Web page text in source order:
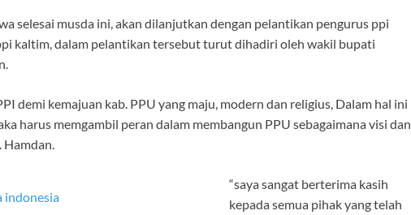
selesai musda ini, akan dilanjutkan dengan pelantikan pengurus ppi
kaltim, dalam pelantikan tersebut turut dihadiri oleh wakil bupati
demi kemajuan kab. PPU yang maju, modern dan religius, Dalam hal ini
harus memgambil peran dalam membangun PPU sebagaimana visi dan
Hamdan.
“saya sangat berterima kasih
kepada semua pihak yang telah